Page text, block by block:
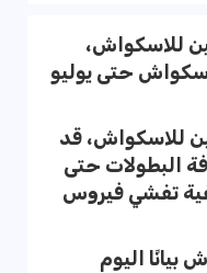
للاسكواش،
حتى يوليو
للاسكواش، قد
البطولات حتى
خلفية تفشي فيروس
اليوم